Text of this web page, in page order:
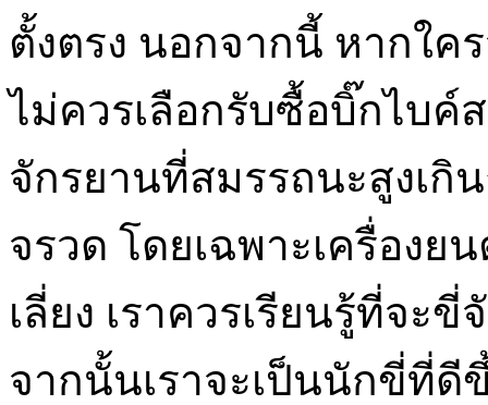
ตั้งตรง นอกจากนี้ หากใค
ไม่ควรเลือกรับซื้อบิ๊กไบค์
จักรยานที่สมรรถนะสูงเกิ
จรวด โดยเฉพาะเครื่อง
เลี่ยง เราควรเรียนรู้ที่จะ
จากนั้นเราจะเป็นนักขี่ที่ดี